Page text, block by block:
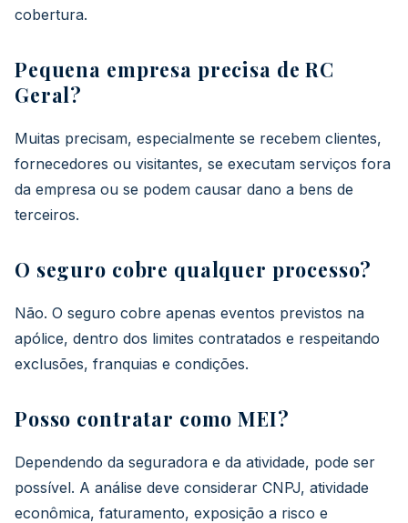
cobertura.
Pequena empresa precisa de RC
Geral?
Muitas precisam, especialmente se recebem clientes,
fornecedores ou visitantes, se executam serviços fora
da empresa ou se podem causar dano a bens de
terceiros.
O seguro cobre qualquer processo?
Não. O seguro cobre apenas eventos previstos na
apólice, dentro dos limites contratados e respeitando
exclusões, franquias e condições.
Posso contratar como MEI?
Dependendo da seguradora e da atividade, pode ser
possível. A análise deve considerar CNPJ, atividade
econômica, faturamento, exposição a risco e